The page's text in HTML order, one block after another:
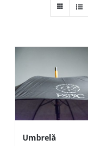
Umbrelă